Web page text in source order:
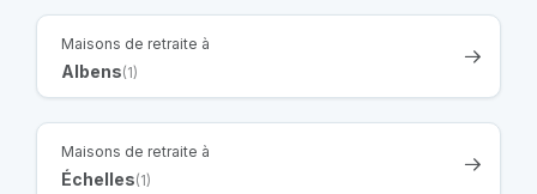
Maisons de retraite à
Albens(1)
Maisons de retraite à
Échelles(1)